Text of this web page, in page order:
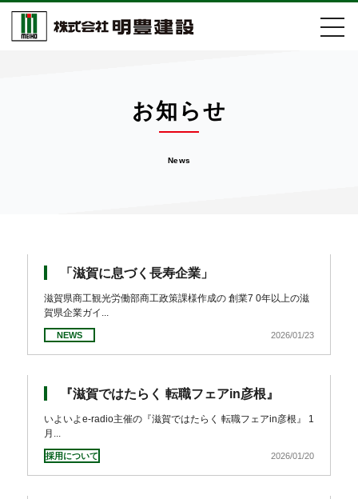
事業紹介
お知らせ
ダウンロード
お知らせ
News
「滋賀に息づく長寿企業」
滋賀県商工観光労働部商工政策課様作成の 創業7 0年以上の滋
賀県企業ガイ...
NEWS 2026/01/23
『滋賀ではたらく 転職フェアin彦根』
いよいよe-radio主催の『滋賀ではたらく 転職フェアin彦根』 1
月...
採用について 2026/01/20